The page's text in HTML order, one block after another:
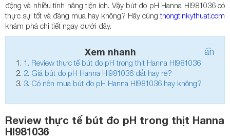
động và nhiều tính năng tiện ích. Vậy bút đo pH Hanna HI981036 có
thực sự tốt và đáng mua hay không? Hãy cùngthongtinkythuat.com
khám phá chi tiết ngay dưới đây.
Xem nhanh ẩn
1. Review thực tế bút đo pH trong thịt Hanna HI981036
2. Giá bút đo pH Hanna HI981036 đắt hay rẻ?
3. Có nên mua bút đo pH Hanna HI981036 hay không?
Review thực tế bút đo pH trong thịt Hanna
HI981036